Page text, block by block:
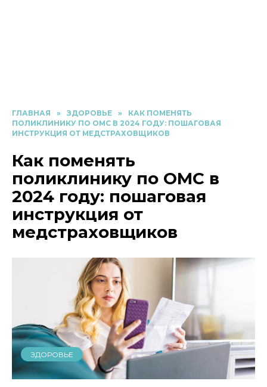
ГЛАВНАЯ » ЗДОРОВЬЕ »
КАК ПОМЕНЯТЬ
ПОЛИКЛИНИКУ ПО ОМС В 2024 ГОДУ: ПОШАГОВАЯ
ИНСТРУКЦИЯ ОТ МЕДСТРАХОВЩИКОВ
Как поменять
поликлинику по ОМС в
2024 году: пошаговая
инструкция от
медстраховщиков
ЗДОРОВЬЕ